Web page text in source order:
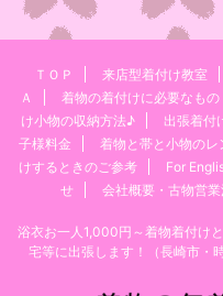
ＴＯＰ 来店型着付け教室
Ａ
着物の着付けに必要なもの
け小物の収納方法♪
出張着付
子様料金
着物と帯と小物のレ
けするときのご参考
For
せ
会社概要・古物営
浴衣お一人1,000円～着物着付け
宅等に出張します！（長崎市・